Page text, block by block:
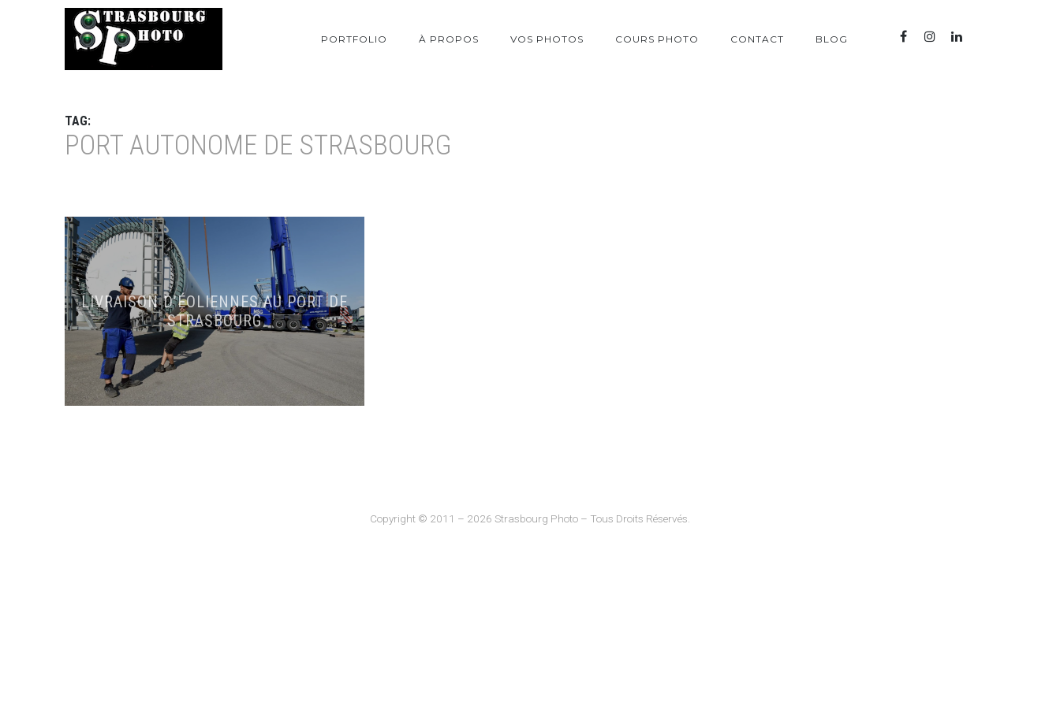
PORTFOLIO À PROPOS VOS PHOTOS COURS PHOTO CONTACT BLOG
TAG:
PORT AUTONOME DE STRASBOURG
LIVRAISON D’ÉOLIENNES AU PORT DE
STRASBOURG
Copyright © 2011 – 2026 Strasbourg Photo – Tous Droits Réservés.